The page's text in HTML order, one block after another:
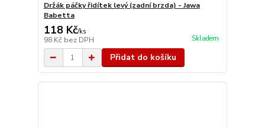
Držák páčky řidítek levý (zadní brzda) - Jawa
Babetta
118 Kč/ks
98 Kč bez DPH Skladem
Přidat do košíku